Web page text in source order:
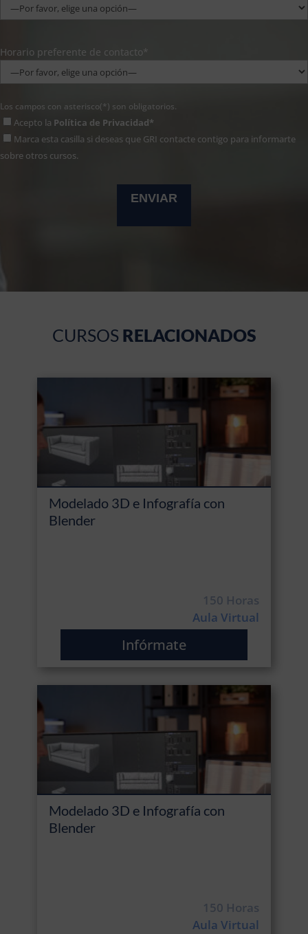
Horario preferente de contacto*
Los campos con asterisco(*) son obligatorios.
Acepto la Política de Privacidad*
Marca esta casilla si deseas que GRI contacte contigo para informarte
sobre otros cursos.
CURSOS RELACIONADOS
Modelado 3D e Infografía con
Blender
150 Horas
Aula Virtual
Infórmate
Modelado 3D e Infografía con
Blender
150 Horas
Aula Virtual